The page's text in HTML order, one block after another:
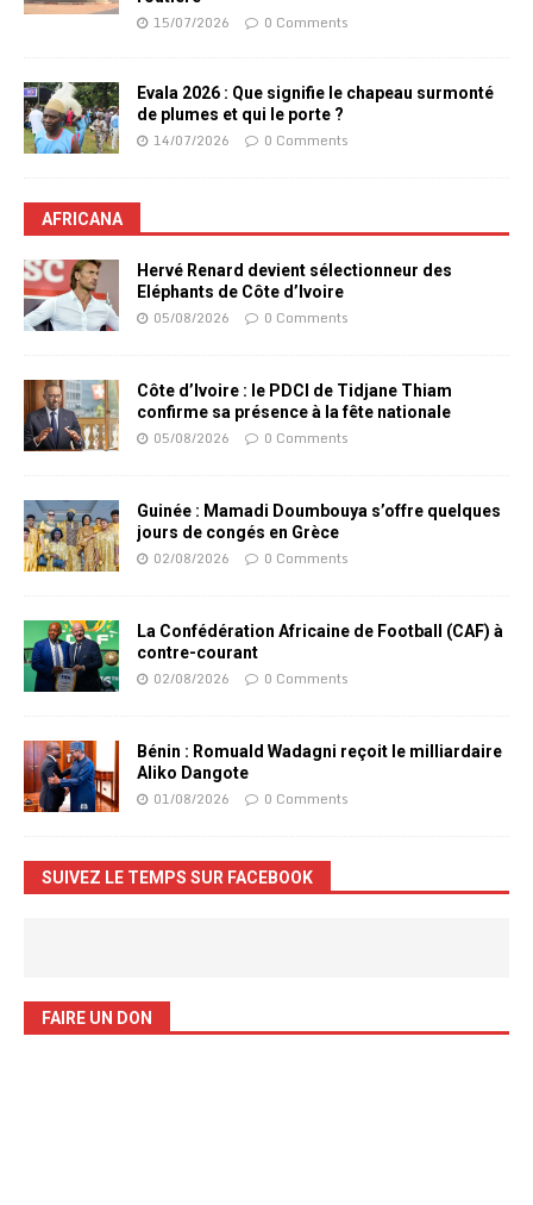
15/07/2026 0 Comments
Evala 2026 : Que signifie le chapeau surmonté
de plumes et qui le porte ?
14/07/2026 0 Comments
AFRICANA
Hervé Renard devient sélectionneur des
Eléphants de Côte d’Ivoire
05/08/2026 0 Comments
Côte d’Ivoire : le PDCI de Tidjane Thiam
confirme sa présence à la fête nationale
05/08/2026 0 Comments
Guinée : Mamadi Doumbouya s’offre quelques
jours de congés en Grèce
02/08/2026 0 Comments
La Confédération Africaine de Football (CAF) à
contre-courant
02/08/2026 0 Comments
Bénin : Romuald Wadagni reçoit le milliardaire
Aliko Dangote
01/08/2026 0 Comments
SUIVEZ LE TEMPS SUR FACEBOOK
FAIRE UN DON